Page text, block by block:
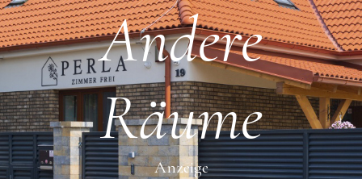
Andere
Räume
Anzeige